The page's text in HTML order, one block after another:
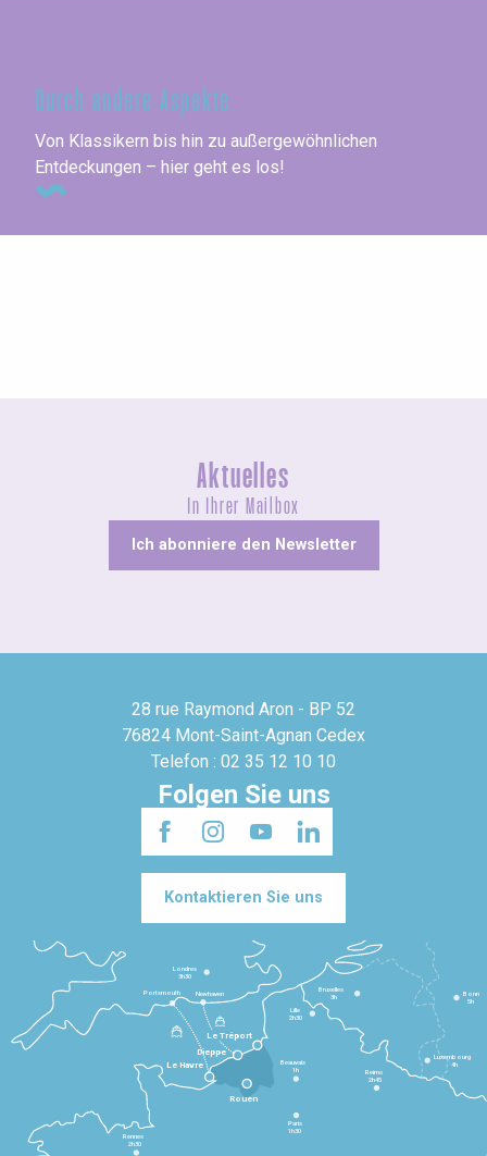
Durch andere Aspekte
Von Klassikern bis hin zu außergewöhnlichen
Entdeckungen – hier geht es los!
Aktuelles
In Ihrer Mailbox
Ich abonniere den Newsletter
28 rue Raymond Aron - BP 52
76824 Mont-Saint-Agnan Cedex
Telefon : 02 35 12 10 10
Folgen Sie uns
Kontaktieren Sie uns
Le Havre
Dieppe
Le Tréport
Rennes
2h30
Paris
1h30
Beauvais
1h
Reims
2h45
Lille
2h30
Bruxelles
3h
Londres
3h30
Newhaven
Portsmouth
Bonn
5h
Luxembourg
4h
Rouen